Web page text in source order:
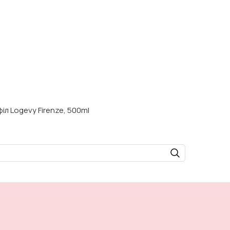
Logevy Firenze, 500ml